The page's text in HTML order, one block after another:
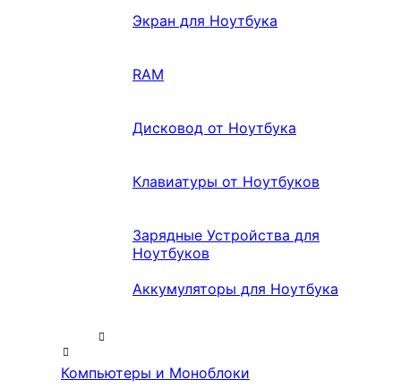
Экран для Ноутбука
RAM
Дисковод от Ноутбука
Клавиатуры от Ноутбуков
Зарядные Устройства для
Ноутбуков
Аккумуляторы для Ноутбука
Компьютеры и Моноблоки